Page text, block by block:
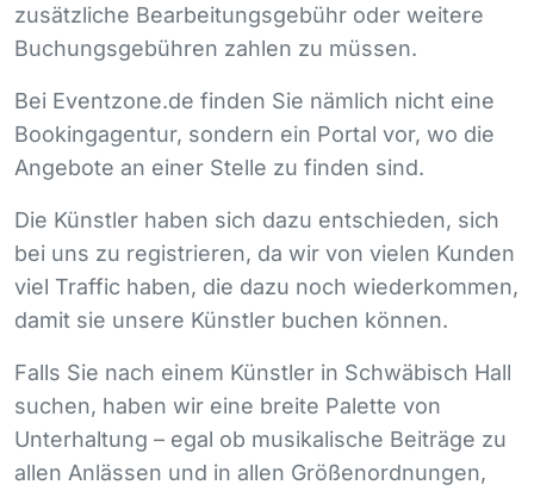
zusätzliche Bearbeitungsgebühr oder weitere
Buchungsgebühren zahlen zu müssen.
Bei Eventzone.de finden Sie nämlich nicht eine
Bookingagentur, sondern ein Portal vor, wo die
Angebote an einer Stelle zu finden sind.
Die Künstler haben sich dazu entschieden, sich
bei uns zu registrieren, da wir von vielen Kunden
viel Traffic haben, die dazu noch wiederkommen,
damit sie unsere Künstler buchen können.
Falls Sie nach einem Künstler in Schwäbisch Hall
suchen, haben wir eine breite Palette von
Unterhaltung – egal ob musikalische Beiträge zu
allen Anlässen und in allen Größenordnungen,